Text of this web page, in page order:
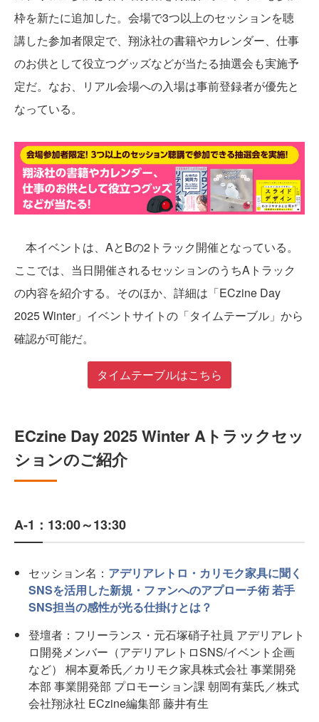
枠を新たに追加した。会場で3つ以上のセッションを聴
講した参加者限定で、翔泳社の書籍やカレンダー、仕事
のお供として役立つグッズなどが当たる抽選会も実施予
定だ。なお、リアル会場への入場は事前登録者が優先と
なっている。
本イベントは、AとBの2トラック開催となっている。
ここでは、当日開催されるセッションのうちAトラック
の内容を紹介する。そのほか、詳細は「ECzine Day
2025 Winter」イベントサイトの「タイムテーブル」から
確認が可能だ。
タイムテーブルはこちら
ECzine Day 2025 Winter Aトラックセッ
ションのご紹介
A-1：13:00～13:30
セッション名： アデリアレトロ・カリモク家具に聞く
SNSを活用した新規・ファンへのアプローチ術 若手
SNS担当の感性が光る仕掛けとは？
登壇者：フリーランス・元石塚硝子社員 アデリアレト
ロ開発メンバー（アデリアレトロSNS/イベント企画
など） 桐本夏希氏／カリモク家具株式会社 事業開発
本部 事業開発部 プロモーション課 朝岡有葉氏／株式
会社翔泳社 ECzine編集部 藤井有生